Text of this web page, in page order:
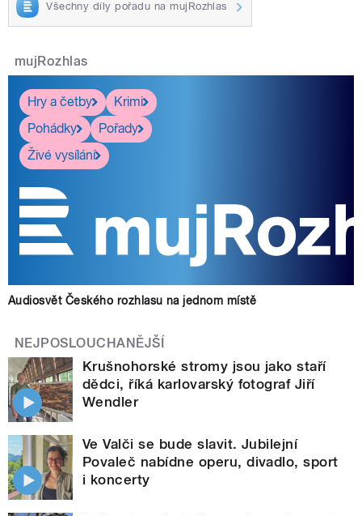
Všechny díly pořadu na mujRozhlas
mujRozhlas
Hry a četby
Krimi
Pohádky
Pořady
Živé vysílání
Audiosvět Českého rozhlasu na jednom místě
NEJPOSLOUCHANĚJŠÍ
Krušnohorské stromy jsou jako staří
dědci, říká karlovarský fotograf Jiří
Wendler
Ve Valči se bude slavit. Jubilejní
Povaleč nabídne operu, divadlo, sport
i koncerty